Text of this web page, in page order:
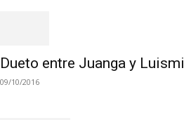
Dueto entre Juanga y
09/10/2016